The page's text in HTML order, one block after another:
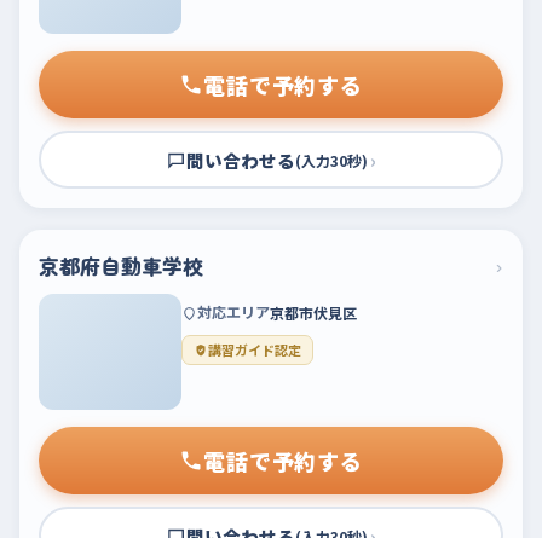
電話で予約する
問い合わせる(入力30秒) ›
京都府自動車学校 ›
対応エリア京都市伏見区
講習ガイド認定
電話で予約する